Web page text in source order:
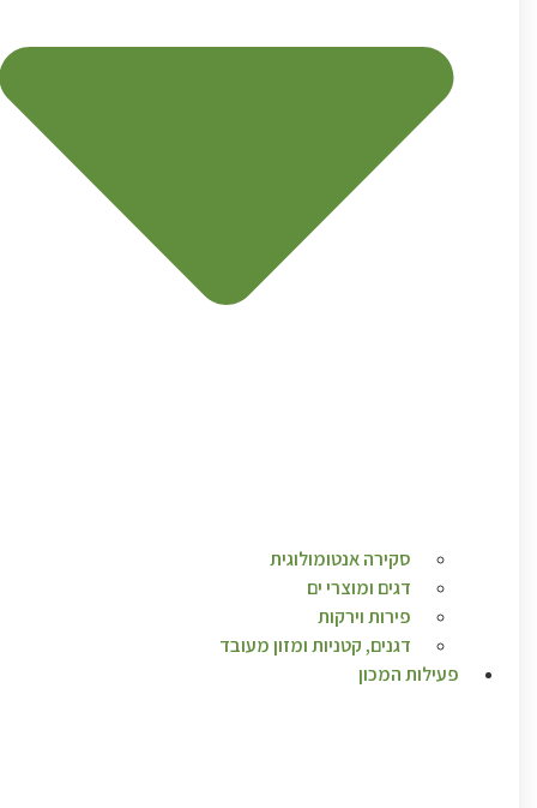
סקירה אנטומולוגית
דגים ומוצרי ים
פירות וירקות
דגנים, קטניות ומזון מעובד
פעילות המכון